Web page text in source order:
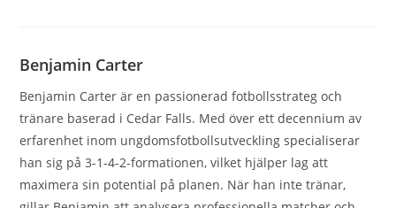
Benjamin Carter
Benjamin Carter är en passionerad fotbollsstrateg och
tränare baserad i Cedar Falls. Med över ett decennium av
erfarenhet inom ungdomsfotbollsutveckling specialiserar
han sig på 3-1-4-2-formationen, vilket hjälper lag att
maximera sin potential på planen. När han inte tränar,